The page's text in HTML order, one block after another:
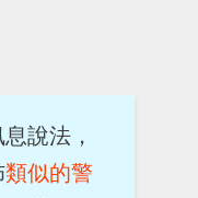
說法，
類似的警